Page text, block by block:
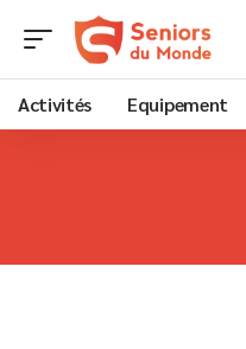
Activités Equipement